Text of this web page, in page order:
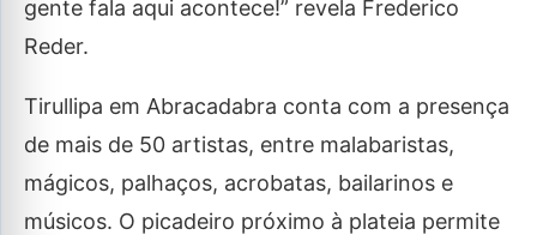
gente fala aqui acontece!” revela Frederico
Reder.
Tirullipa em Abracadabra conta com a presença
de mais de 50 artistas, entre malabaristas,
mágicos, palhaços, acrobatas, bailarinos e
músicos. O picadeiro próximo à plateia permite